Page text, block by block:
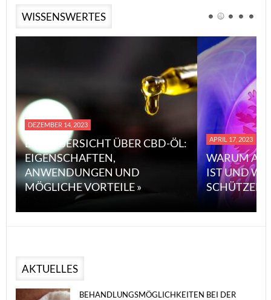
WISSENSWERTES
DEZEMBER 14, 2023
EINE ÜBERSICHT ÜBER CBD-ÖL:
EIGENSCHAFTEN,
ANWENDUNGEN UND
MÖGLICHE VORTEILE »
APRIL 17, 2023
WARUM
IST UND
SCHÜTZEN
AKTUELLES
BEHANDLUNGSMÖGLICHKEITEN BEI DER